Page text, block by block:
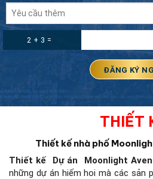
2 + 3 =
THIẾT
Thiết kế nhà phố
Thiết kế Dự án Moonlight
những dự án hiếm hoi mà các sản